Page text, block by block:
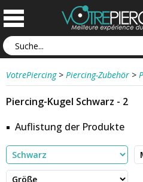
VotrePiercing > Piercing-Zubehör >
Piercing-Kugel Schwarz - 2
Auflistung der Produkte